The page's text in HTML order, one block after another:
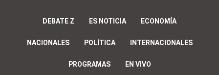
DEBATE Z ES NOTICIA ECONOMÍA
NACIONALES POLÍTICA INTERNACIONALES
PROGRAMAS EN VIVO